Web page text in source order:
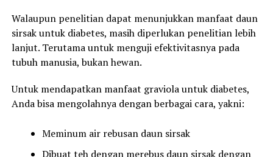
Walaupun penelitian dapat menunjukkan manfaat daun
sirsak untuk diabetes, masih diperlukan penelitian lebih
lanjut. Terutama untuk menguji efektivitasnya pada
tubuh manusia, bukan hewan.
Untuk mendapatkan manfaat graviola untuk diabetes,
Anda bisa mengolahnya dengan berbagai cara, yakni:
Meminum air rebusan daun sirsak
Dibuat teh dengan merebus daun sirsak dengan